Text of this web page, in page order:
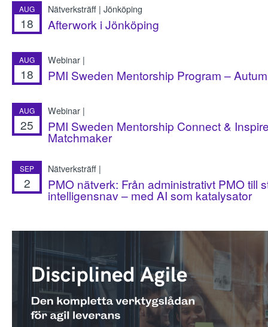
AUG
18
Nätverksträff | Jönköping
Afterwork i Jönköping
AUG
18
Webinar |
PMI Sweden Mentorship Program –
AUG
25
Webinar |
PMI Sweden Mentorship Connect &
Matchmaker
SEP
2
Nätverksträff |
PMO nätverk: Från administrativt PMO till
intelligensnav – med AI som katalysator